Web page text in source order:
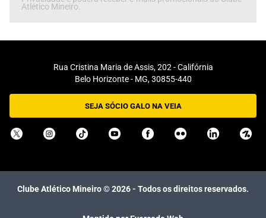
Atlético Mineiro.
Rua Cristina Maria de Assis, 202 - Califórnia
Belo Horizonte - MG, 30855-440
SEJA SÓCIO GALO NA VEIA
Clube Atlético Mineiro ©2026- Todos os direitos reservados.